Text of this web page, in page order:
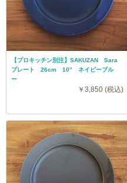
【プロキッチン別注】SAKUZAN Sara
プレート 26cm 10” ネイビーブル
ー
￥3,850 (税込)